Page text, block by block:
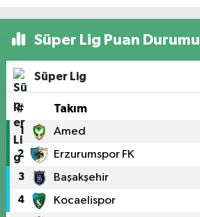
Süper Lig Puan Durumu
Süper Lig
# Takım
1 Amed
2 Erzurumspor FK
3 Başakşehir
4 Kocaelispor